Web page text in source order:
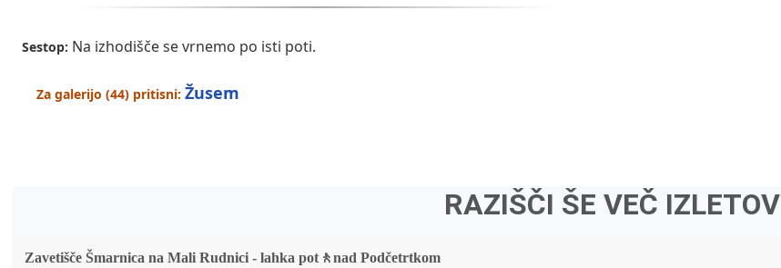
Sestop: Na izhodišče se vrnemo po isti poti.
Za galerijo (44) pritisni: Žusem
RAZIŠČI ŠE VEČ IZLETOV
Zavetišče Šmarnica na Mali Rudnici - lahka pot🚶nad Podčetrtkom